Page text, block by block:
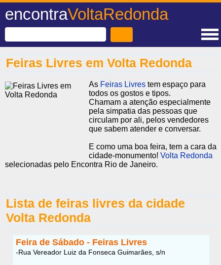
encontraVoltaRedonda
Feiras Livres em Volta Redonda
As Feiras Livres tem espaço para
todos os gostos e tipos.
Chamam a atenção especialmente
pela simpatia das pessoas que
circulam por ali, pelos vendedores
que sabem atender e conversar.
E como uma boa feira, tem a cara da
cidade-monumento! Volta Redonda
selecionadas pelo Encontra Rio de Janeiro.
Lista de feiras livres da cidade
Volta Redonda
Feira de Sábado - Feiras Livres
-Rua Vereador Luiz da Fonseca Guimarães, s/n